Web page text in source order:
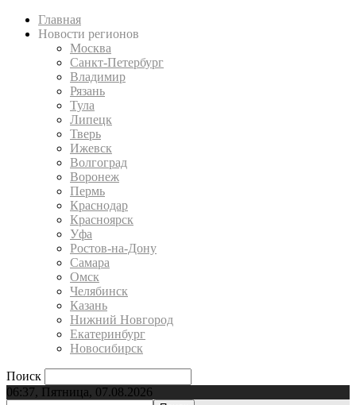
Главная
Новости регионов
Москва
Санкт-Петербург
Владимир
Рязань
Тула
Липецк
Тверь
Ижевск
Волгоград
Воронеж
Пермь
Краснодар
Красноярск
Уфа
Ростов-на-Дону
Самара
Омск
Челябинск
Казань
Нижний Новгород
Екатеринбург
Новосибирск
Поиск
06:37, Пятница, 07.08.2026